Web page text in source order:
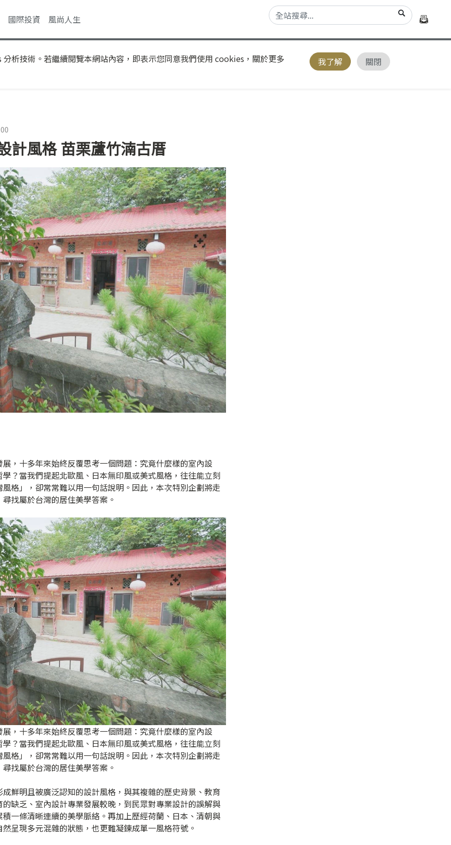
國際投資 風尚人生
析技術。若繼續閱覽本網站內容，即表示您同意我們使用 cookies，關於更多 我了解 關閉
計風格 苗栗蘆竹湳古厝
，十多年來始終反覆思考一個問題：究竟什麼樣的室內設
？當我們提起北歐風、日本無印風或美式風格，往往能立刻
格」，卻常常難以用一句話說明。因此，本次特別企劃將走
找屬於台灣的居住美學答案。
，十多年來始終反覆思考一個問題：究竟什麼樣的室內設
？當我們提起北歐風、日本無印風或美式風格，往往能立刻
格」，卻常常難以用一句話說明。因此，本次特別企劃將走
找屬於台灣的居住美學答案。
鮮明且被廣泛認知的設計風格，與其複雜的歷史背景、教育
缺乏、室內設計專業發展較晚，到民眾對專業設計的誤解與
一條清晰連續的美學脈絡。再加上歷經荷蘭、日本、清朝與
呈現多元混雜的狀態，也更難凝鍊成單一風格符號。